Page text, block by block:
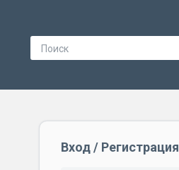
Вход / Регистрация